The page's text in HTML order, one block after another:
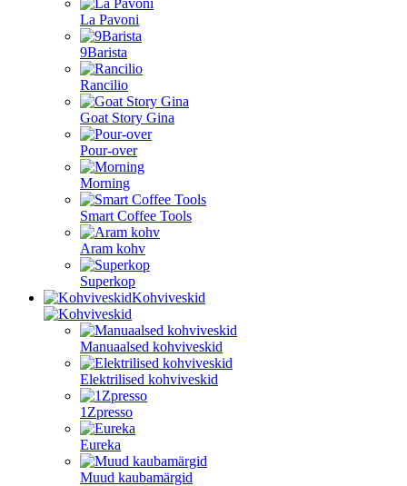
La Pavoni
9Barista
Rancilio
Goat Story Gina
Pour-over
Morning
Smart Coffee Tools
Aram kohv
Superkop
Kohviveskid
Manuaalsed kohviveskid
Elektrilised kohviveskid
1Zpresso
Eureka
Muud kaubamärgid